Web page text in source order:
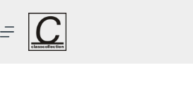
contenuto